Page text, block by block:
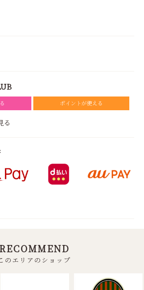
ポイントが使える
る
RECOMMEND
のエリアのショップ